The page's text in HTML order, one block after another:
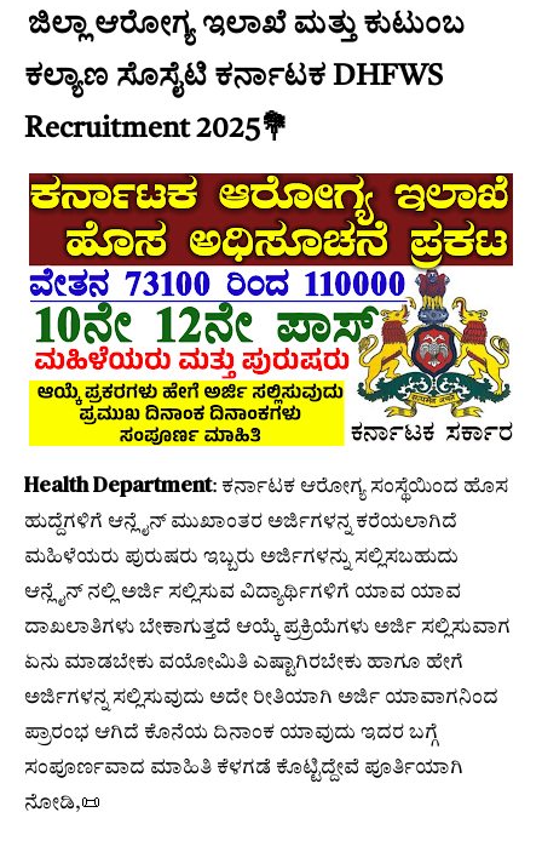
ಜಿಲ್ಲಾ ಆರೋಗ್ಯ ಇಲಾಖೆ ಮತ್ತು ಕುಟುಂಬ
ಕಲ್ಯಾಣ ಸೊಸೈಟಿ ಕರ್ನಾಟಕ DHFWS
Recruitment 2025💐
Health Department: ಕರ್ನಾಟಕ ಆರೋಗ್ಯ ಸಂಸ್ಥೆಯಿಂದ ಹೊಸ
ಹುದ್ದೆಗಳಿಗೆ ಆನ್ಲೈನ್ ಮುಖಾಂತರ ಅರ್ಜಿಗಳನ್ನ ಕರೆಯಲಾಗಿದೆ
ಮಹಿಳೆಯರು ಪುರುಷರು ಇಬ್ಬರು ಅರ್ಜಿಗಳನ್ನು ಸಲ್ಲಿಸಬಹುದು
ಆನ್ಲೈನ್ ನಲ್ಲಿ ಅರ್ಜಿ ಸಲ್ಲಿಸುವ ವಿದ್ಯಾರ್ಥಿಗಳಿಗೆ ಯಾವ ಯಾವ
ದಾಖಲಾತಿಗಳು ಬೇಕಾಗುತ್ತದೆ ಆಯ್ಕೆ ಪ್ರಕ್ರಿಯೆಗಳು ಅರ್ಜಿ ಸಲ್ಲಿಸುವಾಗ
ಏನು ಮಾಡಬೇಕು ವಯೋಮಿತಿ ಎಷ್ಟಾಗಿರಬೇಕು ಹಾಗೂ ಹೇಗೆ
ಅರ್ಜಿಗಳನ್ನ ಸಲ್ಲಿಸುವುದು ಅದೇ ರೀತಿಯಾಗಿ ಅರ್ಜಿ ಯಾವಾಗನಿಂದ
ಪ್ರಾರಂಭ ಆಗಿದೆ ಕೊನೆಯ ದಿನಾಂಕ ಯಾವುದು ಇದರ ಬಗ್ಗೆ
ಸಂಪೂರ್ಣವಾದ ಮಾಹಿತಿ ಕೆಳಗಡೆ ಕೊಟ್ಟಿದ್ದೇವೆ ಪೂರ್ತಿಯಾಗಿ
ನೋಡಿ,📜